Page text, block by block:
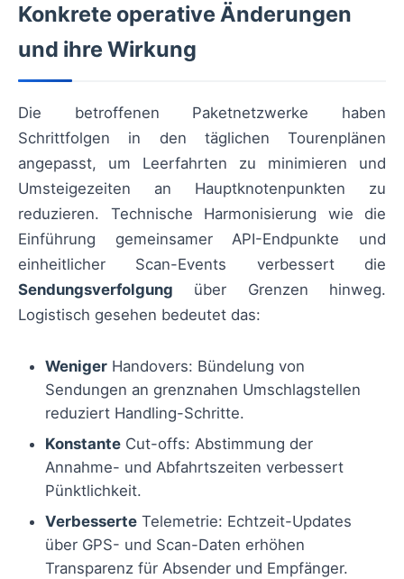
Konkrete operative Änderungen
und ihre Wirkung
Die betroffenen Paketnetzwerke haben
Schrittfolgen in den täglichen Tourenplänen
angepasst, um Leerfahrten zu minimieren und
Umsteigezeiten an Hauptknotenpunkten zu
reduzieren. Technische Harmonisierung wie die
Einführung gemeinsamer API-Endpunkte und
einheitlicher Scan-Events verbessert die
Sendungsverfolgung über Grenzen hinweg.
Logistisch gesehen bedeutet das:
Weniger Handovers: Bündelung von
Sendungen an grenznahen Umschlagstellen
reduziert Handling-Schritte.
Konstante Cut-offs: Abstimmung der
Annahme- und Abfahrtszeiten verbessert
Pünktlichkeit.
Verbesserte Telemetrie: Echtzeit-Updates
über GPS- und Scan-Daten erhöhen
Transparenz für Absender und Empfänger.